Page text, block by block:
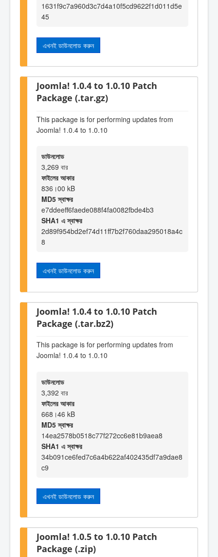
1631f9c7a960d3c7d4a10f5cd9622f1d011d5e
45
এখনই ডাউনলোড করুন
Joomla! 1.0.4 to 1.0.10 Patch
Package (.tar.gz)
This package is for performing updates from
Joomla! 1.0.4 to 1.0.10
ডাউনলোড
3,269 বার
ফাইলের আকার
836।00 kB
MD5 স্বাক্ষর
e7ddeeff6faede088f4fa0082fbde4b3
SHA1 এ স্বাক্ষর
2d89f954bd2ef74d11ff7b2f760daa295018a4c
8
এখনই ডাউনলোড করুন
Joomla! 1.0.4 to 1.0.10 Patch
Package (.tar.bz2)
This package is for performing updates from
Joomla! 1.0.4 to 1.0.10
ডাউনলোড
3,392 বার
ফাইলের আকার
668।46 kB
MD5 স্বাক্ষর
14ea2578b0518c77f272cc6e81b9aea8
SHA1 এ স্বাক্ষর
34b091ce6fed7c6a4b622af402435df7a9dae8
c9
এখনই ডাউনলোড করুন
Joomla! 1.0.5 to 1.0.10 Patch
Package (.zip)